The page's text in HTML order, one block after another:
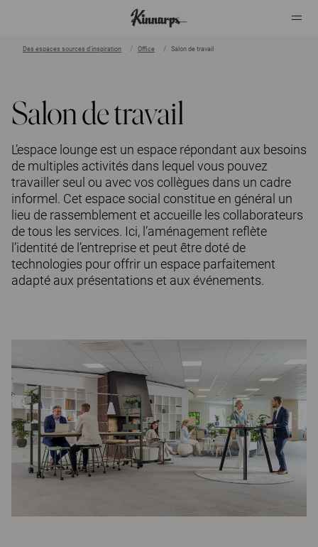
Des espaces sources d’inspiration Office Salon de travail
Salon de travail
L’espace lounge est un espace répondant aux besoins
de multiples activités dans lequel vous pouvez
travailler seul ou avec vos collègues dans un cadre
informel. Cet espace social constitue en général un
lieu de rassemblement et accueille les collaborateurs
de tous les services. Ici, l’aménagement reflète
l’identité de l’entreprise et peut être doté de
technologies pour offrir un espace parfaitement
adapté aux présentations et aux événements.